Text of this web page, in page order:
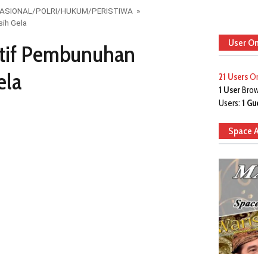
/POLRI/HUKUM/PERISTIWA »
Gela
Pembunuhan
User
21 Users
1 User
Users: 1
Space